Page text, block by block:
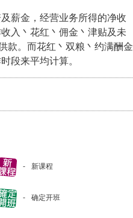
薪金，经营业务所得的净收
入丶花红丶佣金丶津贴及未
款。而花红丶双粮丶约满酬金
段来平均计算。
新课程
确定开班